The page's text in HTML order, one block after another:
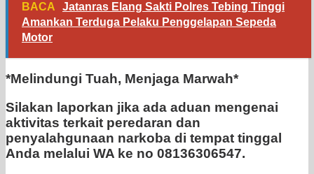
BACA
Jatanras Elang Sakti Polres Tebing Tinggi
Amankan Terduga Pelaku Penggelapan Sepeda
Motor
*Melindungi Tuah, Menjaga Marwah*
Silakan laporkan jika ada aduan mengenai
aktivitas terkait peredaran dan
penyalahgunaan narkoba di tempat tinggal
Anda melalui WA ke no 08136306547.